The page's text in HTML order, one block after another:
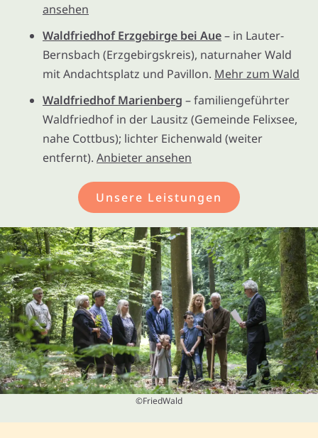
ansehen
Waldfriedhof Erzgebirge bei Aue– in Lauter-
Bernsbach (Erzgebirgskreis), naturnaher Wald
mit Andachtsplatz und Pavillon. Mehr zum Wald
Waldfriedhof Marienberg – familiengeführter
Waldfriedhof in der Lausitz (Gemeinde Felixsee,
nahe Cottbus); lichter Eichenwald (weiter
entfernt). Anbieter ansehen
Unsere Leistungen
©FriedWald